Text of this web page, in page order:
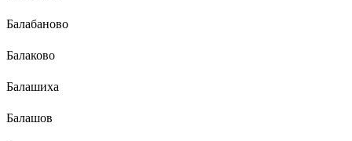
Балабаново
Балаково
Балашиха
Балашов